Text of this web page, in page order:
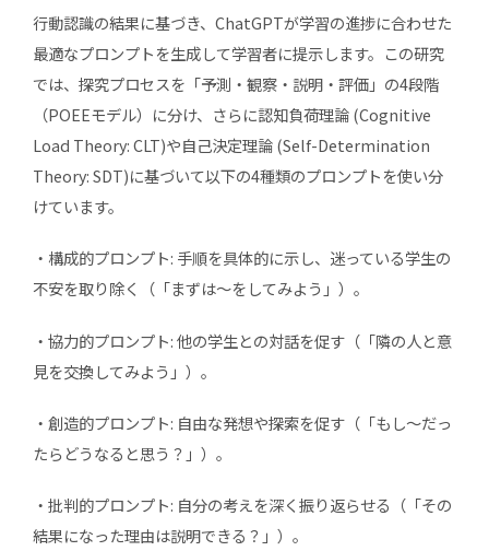
行動認識の結果に基づき、ChatGPTが学習の進捗に合わせた
最適なプロンプトを生成して学習者に提示します。この研究
では、探究プロセスを「予測・観察・説明・評価」の4段階
（POEEモデル）に分け、さらに認知負荷理論 (Cognitive
Load Theory: CLT)や自己決定理論 (Self-Determination
Theory: SDT)に基づいて以下の4種類のプロンプトを使い分
けています。
・構成的プロンプト: 手順を具体的に示し、迷っている学生の
不安を取り除く（「まずは〜をしてみよう」）。
・協力的プロンプト: 他の学生との対話を促す（「隣の人と意
見を交換してみよう」）。
・創造的プロンプト: 自由な発想や探索を促す（「もし〜だっ
たらどうなると思う？」）。
・批判的プロンプト: 自分の考えを深く振り返らせる（「その
結果になった理由は説明できる？」）。